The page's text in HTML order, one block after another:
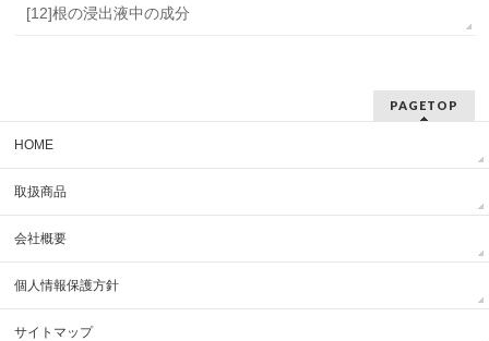
[12]根の浸出液中の成分
PAGETOP
HOME
取扱商品
会社概要
個人情報保護方針
サイトマップ